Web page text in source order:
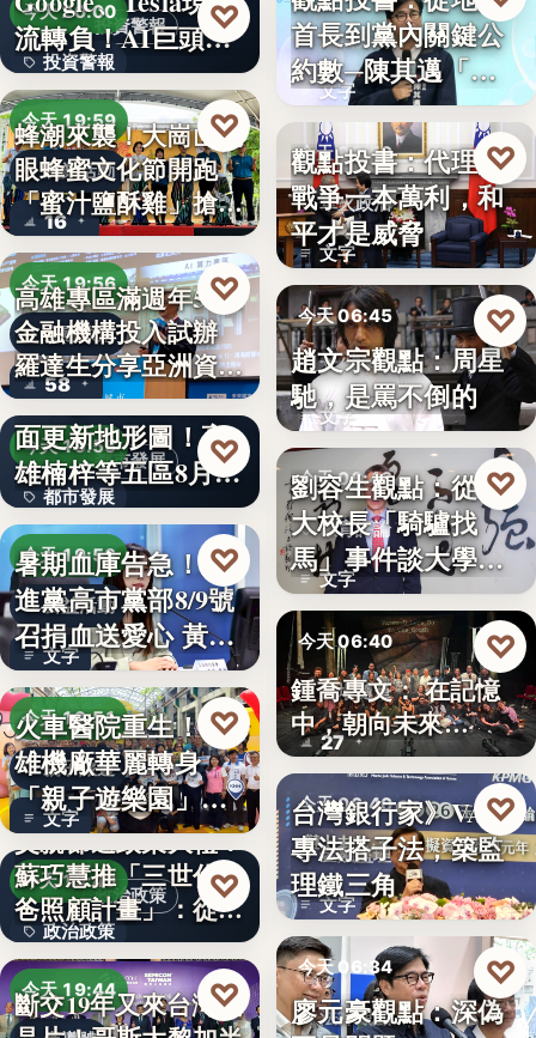
投資警報
今天 20:00
投資警報
文字
流轉負！AI巨頭…
♡
今天 19:59
農業活動
16
蜂潮來襲！大崗山龍
眼蜂蜜文化節開跑
「蜜汁鹽酥雞」搶先
爆…
♡
今天 19:56
金融政策
58
高雄專區滿週年58家
金融機構投入試辦
羅達生分享亞洲資
產…
♡
都市發展
今天 19:55
都市發展
文字
二十多年來首次全
面更新地形圖！高
雄楠梓等五區8月20
日上…
♡
今天 19:53
公益活動
文字
暑期血庫告急！民
進黨高市黨部8/9號
召捐血送愛心 黃
捷、…
♡
今天 19:51
親子旅遊
文字
火車醫院重生！高
雄機廠華麗轉身
「親子遊樂園」
開幕首日…
♡
政治政策
今天 19:49
政治政策
50%
父親節送政策大禮！
蘇巧慧推「三世代爸
爸照顧計畫」：從準
爸…
♡
今天 19:44
斷交19年又來台灣找
♡
政治分析
文字
首長到黨內關鍵公
約數─陳其邁「被
組閣」背…
今天 06:50
軍火政治
文字
觀點投書：代理人
戰爭一本萬利，和
平才是威脅
♡
今天 06:45
文化評論
文字
趙文宗觀點：周星
馳，是罵不倒的
♡
今天 06:42
教育評論
文字
劉容生觀點：從清
大校長「騎驢找
馬」事件談大學治
理與領導倫…
♡
今天 06:40
劇場隨筆
27
鍾喬專文： 在記憶
中，朝向未來…
♡
今天 06:40
金融監理
文字
台灣銀行家》VASP
專法搭子法，築監
理鐵三角
♡
今天 06:34
法律觀點
廖元豪觀點：深偽
♡